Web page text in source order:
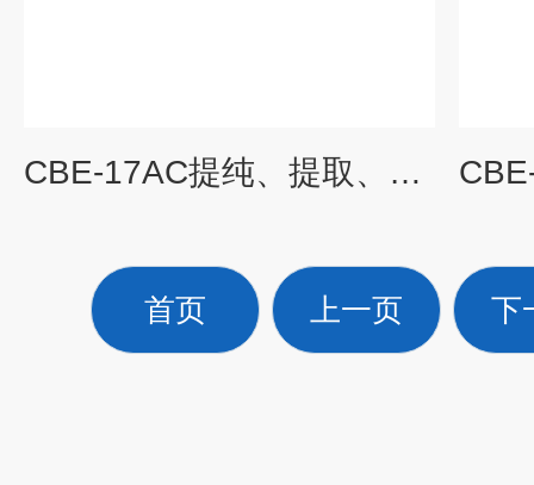
CBE-17AC提纯、提取、冷凝设备选配川本斯特冷冻水机
首页 上一页 下